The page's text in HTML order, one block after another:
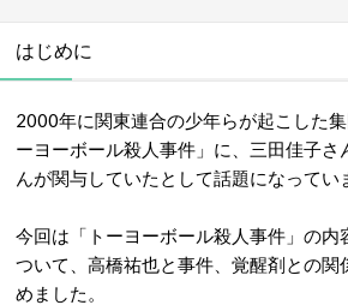
はじめに
2000年に関東連合の少年らが起こした
ーヨーボール殺人事件 」に、三田佳子さ
んが関与していたとして話題になってい
今回は「トーヨーボール殺人事件」の内
ついて、高橋祐也と事件、 覚醒剤との関
めました。